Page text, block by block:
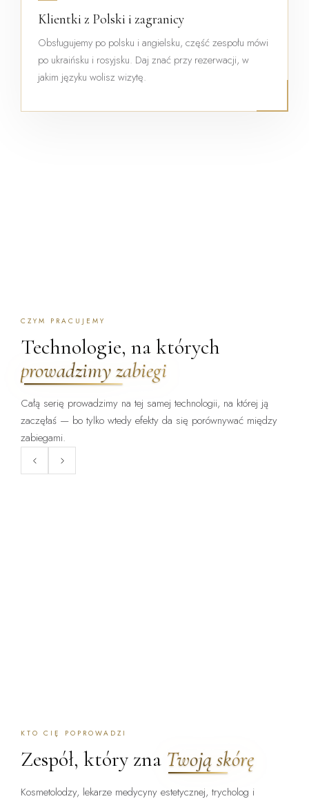
Klientki z Polski i zagranicy
Obsługujemy po polsku i angielsku, część zespołu mówi
po ukraińsku i rosyjsku. Daj znać przy rezerwacji, w
jakim języku wolisz wizytę.
CZYM PRACUJEMY
Technologie, na których
prowadzimy zabiegi
Całą serię prowadzimy na tej samej technologii, na której ją
zaczęłaś — bo tylko wtedy efekty da się porównywać między
zabiegami.
ZABIEG DOSTĘPNY:
WARSZAWA · KRAKÓW
ClearLift
Laser frakcyjny bez okresu
ZABIEG DOSTĘPNY:
KTO CIĘ POPROWADZI
Zespół, który zna Twoją skórę
Kosmetolodzy, lekarze medycyny estetycznej, trycholog i